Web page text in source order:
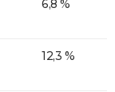
6,8 %
12,3 %